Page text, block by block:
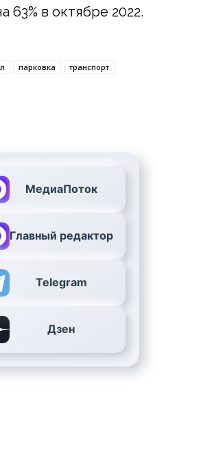
63% в октябре 2022.
парковка транспорт
МедиаПоток
Главный редактор
Telegram
Дзен